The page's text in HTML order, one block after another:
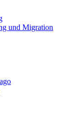
und Migration